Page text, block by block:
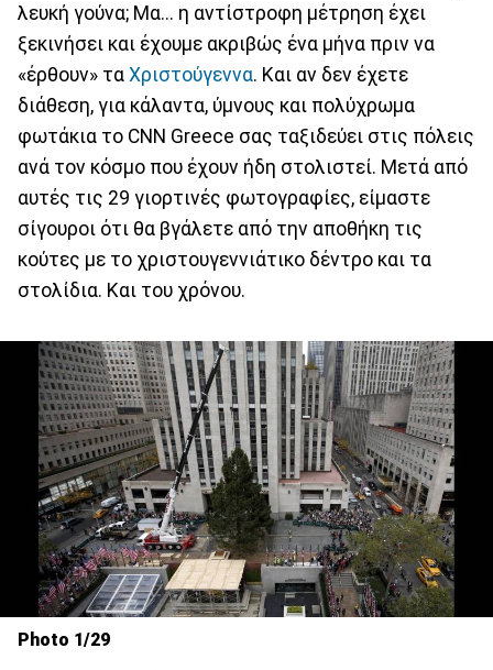
λευκή γούνα; Μα... η αντίστροφη μέτρηση έχει
ξεκινήσει και έχουμε ακριβώς ένα μήνα πριν να
«έρθουν» τα Χριστούγεννα. Και αν δεν έχετε
διάθεση, για κάλαντα, ύμνους και πολύχρωμα
φωτάκια το CNN Greece σας ταξιδεύει στις πόλεις
ανά τον κόσμο που έχουν ήδη στολιστεί. Μετά από
αυτές τις 29 γιορτινές φωτογραφίες, είμαστε
σίγουροι ότι θα βγάλετε από την αποθήκη τις
κούτες με το χριστουγεννιάτικο δέντρο και τα
στολίδια. Και του χρόνου.
Photo 1/29